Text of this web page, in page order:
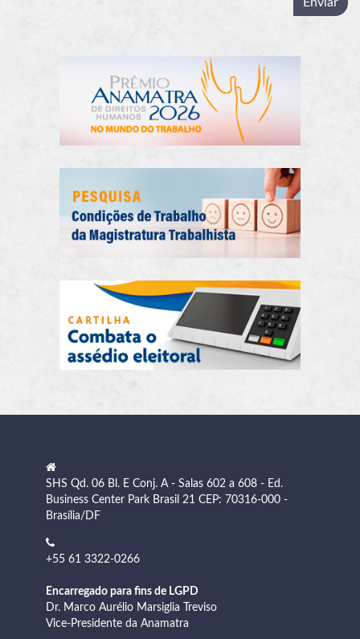
SHS Qd. 06 Bl. E Conj. A - Salas 602 a 608 - Ed.
Business Center Park Brasil 21 CEP: 70316-000 -
Brasília/DF
+55 61 3322-0266
Encarregado para fins de LGPD
Dr. Marco Aurélio Marsiglia Treviso
Vice-Presidente da Anamatra